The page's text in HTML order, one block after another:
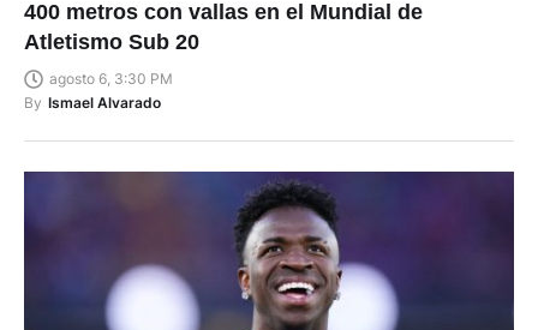
400 metros con vallas en el Mundial de
Atletismo Sub 20
agosto 6, 3:30 PM
By Ismael Alvarado